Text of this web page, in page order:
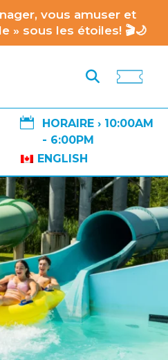
vous amuser et
» sous les étoiles! 🎬🌙
 HORAIRE › 10:00AM
- 6:00PM
ENGLISH